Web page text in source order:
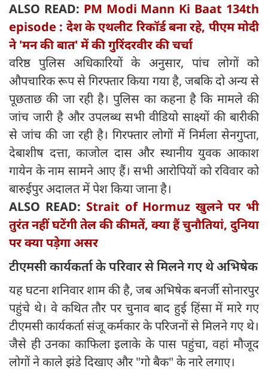
ALSO READ: PM Modi Mann Ki Baat 134th
episode : देश के एथलीट रिकॉर्ड बना रहे, पीएम मोदी
ने 'मन की बात' में की गुरिंदरवीर की चर्चा
वरिष्ठ पुलिस अधिकारियों के अनुसार, पांच लोगों को
औपचारिक रूप से गिरफ्तार किया गया है, जबकि दो अन्य से
पूछताछ की जा रही है। पुलिस का कहना है कि मामले की
जांच जारी है और उपलब्ध सभी वीडियो साक्ष्यों की बारीकी
से जांच की जा रही है। गिरफ्तार लोगों में निर्मला सेनगुप्ता,
देबाशीष दत्ता, काजोल दास और स्थानीय युवक आकाश
गायेन के नाम सामने आए हैं। सभी आरोपियों को रविवार को
बारुईपुर अदालत में पेश किया जाना है।
ALSO READ: Strait of Hormuz खुलने पर भी
तुरंत नहीं घटेंगी तेल की कीमतें, क्या हैं चुनौतियां, दुनिया
पर क्या पड़ेगा असर
टीएमसी कार्यकर्ता के परिवार से मिलने गए थे अभिषेक
यह घटना शनिवार शाम की है, जब अभिषेक बनर्जी सोनारपुर
पहुंचे थे। वे कथित तौर पर चुनाव बाद हुई हिंसा में मारे गए
टीएमसी कार्यकर्ता संजू कर्मकार के परिजनों से मिलने गए थे।
जैसे ही उनका काफिला इलाके के पास पहुंचा, वहां मौजूद
लोगों ने काले झंडे दिखाए और "गो बैक" के नारे लगाए।